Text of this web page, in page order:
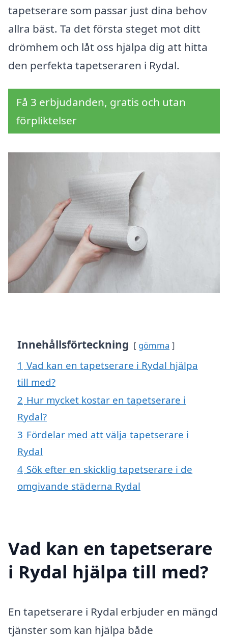
tapetserare som passar just dina behov
allra bäst. Ta det första steget mot ditt
drömhem och låt oss hjälpa dig att hitta
den perfekta tapetseraren i Rydal.
Få 3 erbjudanden, gratis och utan
förpliktelser
Innehållsförteckning gömma
1 Vad kan en tapetserare i Rydal hjälpa
till med?
2 Hur mycket kostar en tapetserare i
Rydal?
3 Fördelar med att välja tapetserare i
Rydal
4 Sök efter en skicklig tapetserare i de
omgivande städerna Rydal
Vad kan en tapetserare
i Rydal hjälpa till med?
En tapetserare i Rydal erbjuder en mängd
tjänster som kan hjälpa både